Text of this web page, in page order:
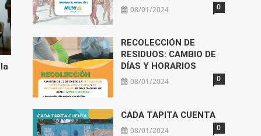
08/01/2024 0
RECOLECCIÓN DE
RESIDUOS: CAMBIO DE
DÍAS Y HORARIOS
08/01/2024 0
CADA TAPITA CUENTA
08/01/2024 0